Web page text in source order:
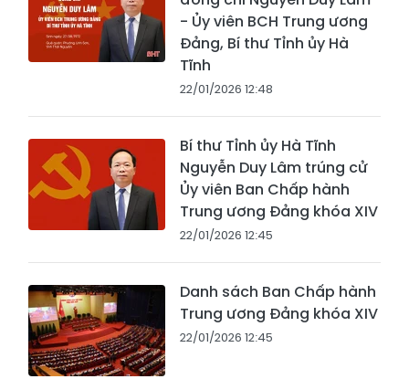
- Ủy viên BCH Trung ương
Đảng, Bí thư Tỉnh ủy Hà
Tĩnh
22/01/2026 12:48
Bí thư Tỉnh ủy Hà Tĩnh
Nguyễn Duy Lâm trúng cử
Ủy viên Ban Chấp hành
Trung ương Đảng khóa XIV
22/01/2026 12:45
Danh sách Ban Chấp hành
Trung ương Đảng khóa XIV
22/01/2026 12:45